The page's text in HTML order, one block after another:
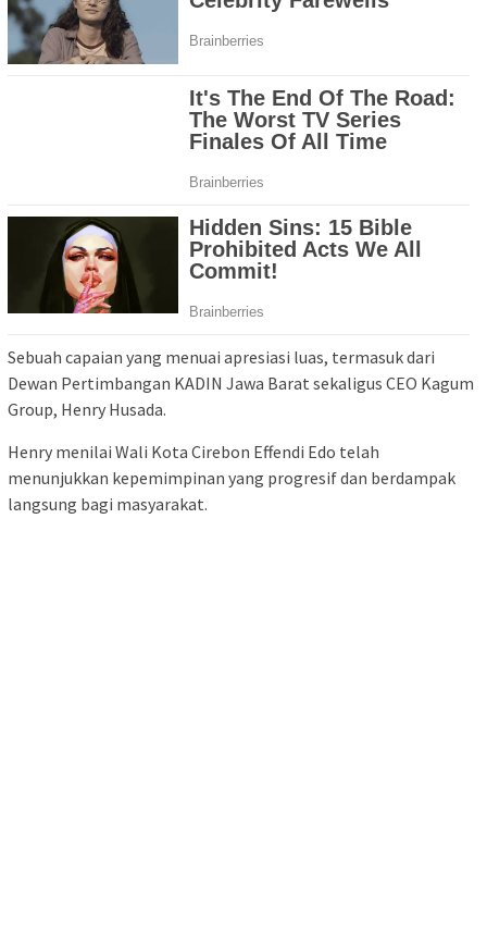
Sebuah capaian yang menuai apresiasi luas, termasuk dari
Dewan Pertimbangan KADIN Jawa Barat sekaligus CEO Kagum
Group, Henry Husada.
Henry menilai Wali Kota Cirebon Effendi Edo telah
menunjukkan kepemimpinan yang progresif dan berdampak
langsung bagi masyarakat.